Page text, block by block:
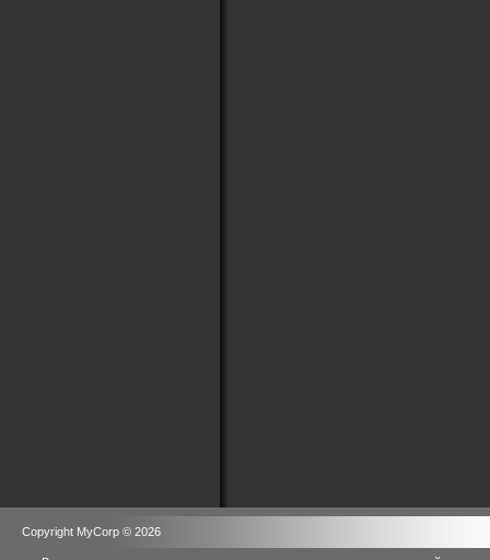
Copyright MyCorp © 2026